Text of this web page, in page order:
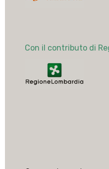
Con il contributo di